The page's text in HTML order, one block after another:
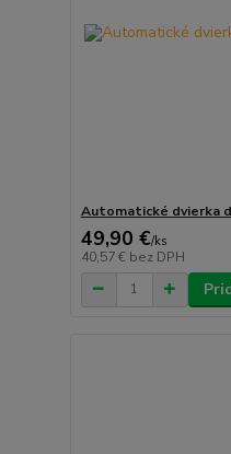
Automatické dvierka
49,90 €/ks
40,57 € bez DPH